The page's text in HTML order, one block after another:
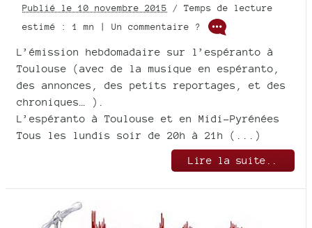
Publié le 10 novembre 2015 / Temps de lecture
estimé : 1 mn | Un commentaire ?
L’émission hebdomadaire sur l’espéranto à
Toulouse (avec de la musique en espéranto,
des annonces, des petits reportages, et des
chroniques… ).
L’espéranto à Toulouse et en Midi-Pyrénées
Tous les lundis soir de 20h à 21h (...)
Lire la suite..